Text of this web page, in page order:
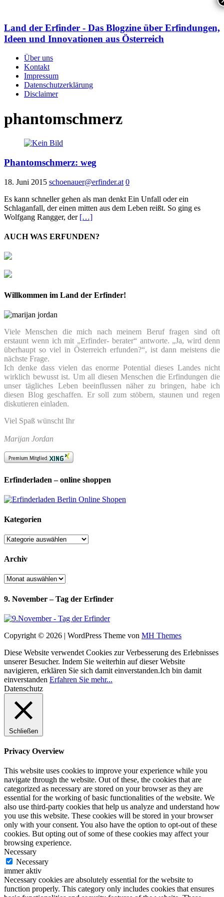
Land der Erfinder - Das Blogzine über Erfindungen,
Ideen und Innovationen aus Österreich
Über uns
Kontakt
Impressum
Datenschutzerklärung
Disclaimer
phantomschmerz
Phantomschmerz: weg
18. Juni 2015 schoenauer@erfinder.at 0
Es kann schneller gehen als man denkt Ein Unfall oder ein
Schlaganfall, der einen mitten aus dem Leben reißt. So ging es
Wolfgang Rangger, der […]
AUCH WAS ERFUNDEN?
Willkommen im Land der Erfinder!
Viele Menschen die mich nach meinem Beruf fragen sind oft
erstaunt wenn ich mit „Erfinder- berater“ antworte. „Ja, wird denn
überhaupt so viel in Österreich erfunden?“, ist dann meistens die
nächste Frage.
Ich denke dass vielen das enorme Potential dieses Landes nicht
wirklich bewusst ist. Um all diesen Menschen die Erfindungen die
unser tägliches Leben beeinflussen näher zu bringen, habe ich
diesen Blog geschaffen. Er soll zum stöbern, staunen und regen
diskutieren einladen.
Viel Spaß wünscht Ihr
Marijan Jordan
Erfinderladen – online shoppen
Kategorien
Kategorien
Archiv
Archiv
9. November – Tag der Erfinder
Copyright © 2026 | WordPress Theme von MH Themes
Diese Website verwendet Cookies zur Verbesserung des Erlebnisses
unserer Besucher. Indem Sie weiterhin auf dieser Website
navigieren, erklären Sie sich damit einverstanden.Ich bin damit
einverstanden Erfahren Sie mehr...
Datenschutz
Schließen
Privacy Overview
This website uses cookies to improve your experience while you
navigate through the website. Out of these, the cookies that are
categorized as necessary are stored on your browser as they are
essential for the working of basic functionalities of the website. We
also use third-party cookies that help us analyze and understand how
you use this website. These cookies will be stored in your browser
only with your consent. You also have the option to opt-out of these
cookies. But opting out of some of these cookies may affect your
browsing experience.
Necessary
Necessary
immer aktiv
Necessary cookies are absolutely essential for the website to
function properly. This category only includes cookies that ensures